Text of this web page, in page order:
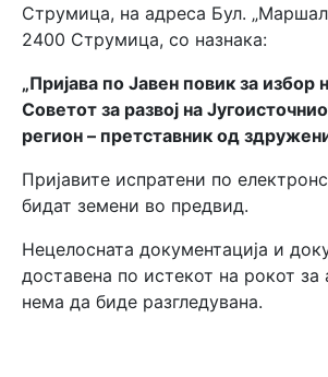
Струмица, на адреса Бул. „Маршал
2400 Струмица, со назнака:
„Пријава по Јавен повик за избор
Советот за развој на
регион – претставник од
Пријавите испратени по
бидат земени во предвид.
Нецелосната документација и
доставена по истекот на рокот
нема да биде разгледувана.